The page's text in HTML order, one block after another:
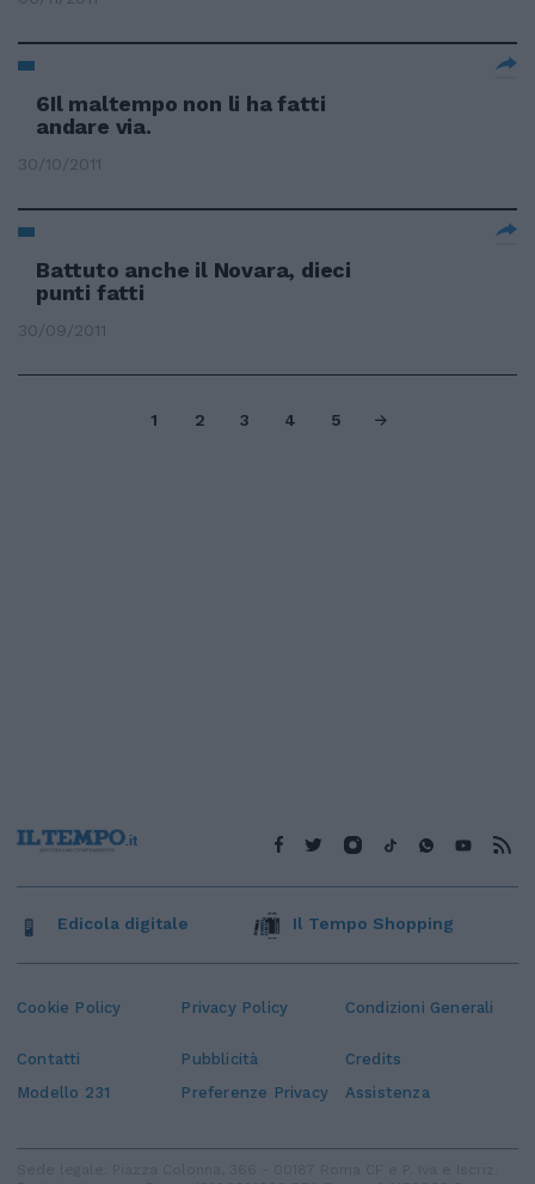
6Il maltempo non li ha fatti
andare via.
30/10/2011
Battuto anche il Novara, dieci
punti fatti
30/09/2011
1 2 3 4 5
Cookie Policy Privacy Policy Condizioni Generali
Contatti Pubblicità
Credits
Modello 231
Preferenze Privacy Assistenza
Edicola digitale Il Tempo Shopping